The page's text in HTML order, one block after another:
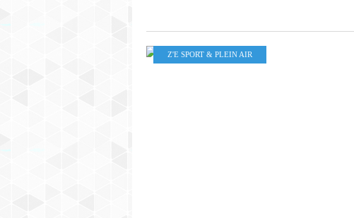
Z'E SPORT & PLEIN AIR